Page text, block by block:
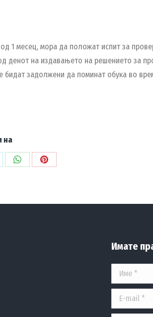
1 месец, мора да положат испит за
денот на издавањето на решението за
бидат задолжени да поминат обука во
на
Share
Share
Имате
Име *
E-mail *